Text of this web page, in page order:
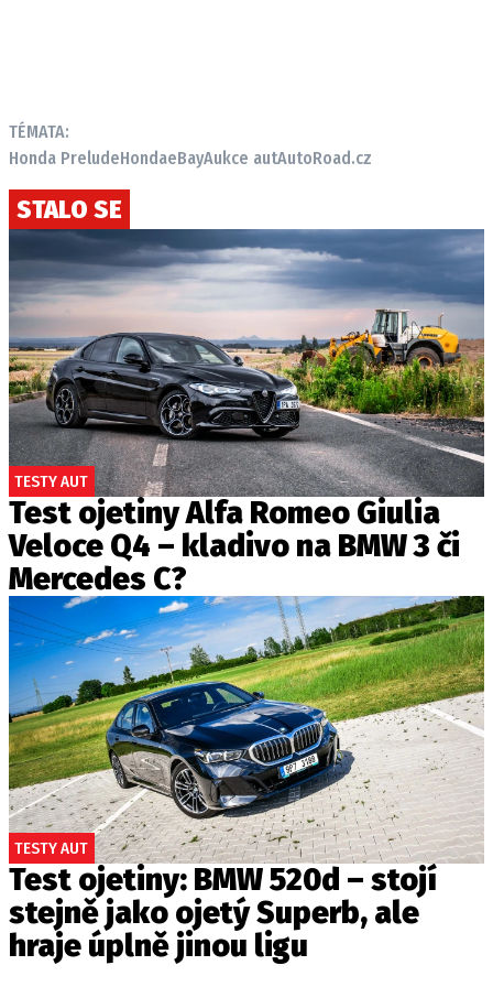
TÉMATA:
Honda PreludeHondaeBayAukce autAutoRoad.cz
STALO SE
TESTY AUT
Test ojetiny Alfa Romeo Giulia
Veloce Q4 – kladivo na BMW 3 či
Mercedes C?
TESTY AUT
Test ojetiny: BMW 520d – stojí
stejně jako ojetý Superb, ale
hraje úplně jinou ligu